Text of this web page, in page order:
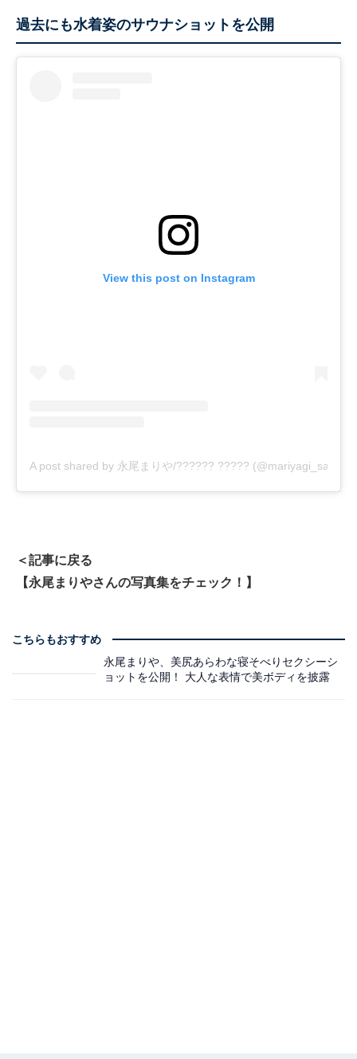
過去にも水着姿のサウナショットを公開
View this post on Instagram
A post shared by 永尾まりや/?????? ????? (@mariyagi_san)
＜記事に戻る
【永尾まりやさんの写真集をチェック！】
こちらもおすすめ
永尾まりや、美尻あらわな寝そべりセクシーシ
ョットを公開！ 大人な表情で美ボディを披露